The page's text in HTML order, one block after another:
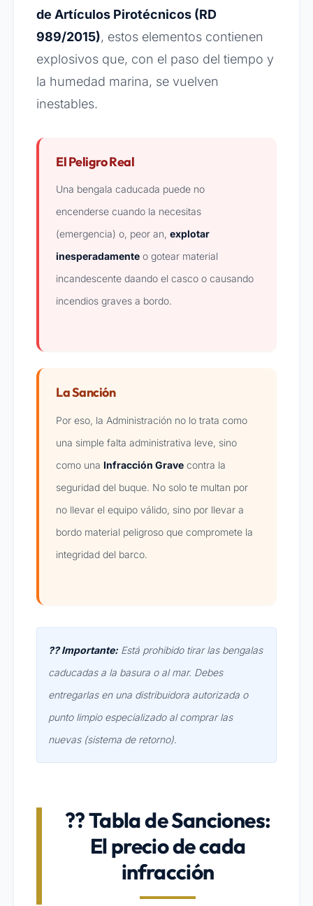
de Artículos Pirotécnicos (RD
989/2015), estos elementos contienen
explosivos que, con el paso del tiempo y
la humedad marina, se vuelven
inestables.
El Peligro Real
Una bengala caducada puede no
encenderse cuando la necesitas
(emergencia) o, peor an, explotar
inesperadamente o gotear material
incandescente daando el casco o causando
incendios graves a bordo.
La Sanción
Por eso, la Administración no lo trata como
una simple falta administrativa leve, sino
como una Infracción Grave contra la
seguridad del buque. No solo te multan por
no llevar el equipo válido, sino por llevar a
bordo material peligroso que compromete la
integridad del barco.
?? Importante: Está prohibido tirar las bengalas
caducadas a la basura o al mar. Debes
entregarlas en una distribuidora autorizada o
punto limpio especializado al comprar las
nuevas (sistema de retorno).
?? Tabla de Sanciones:
El precio de cada
infracción